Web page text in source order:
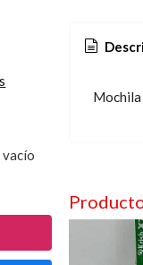
vacío